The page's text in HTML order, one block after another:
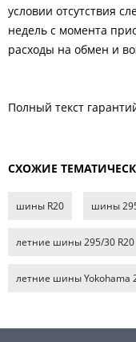
условии отсутствия
недель с момента
расходы на обмен и
Полный текст
СХОЖИЕ
шины R20 шины
летние шины 295/30 R20
летние шины Yokohama